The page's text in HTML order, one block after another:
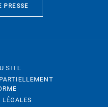
PRESSE
SITE